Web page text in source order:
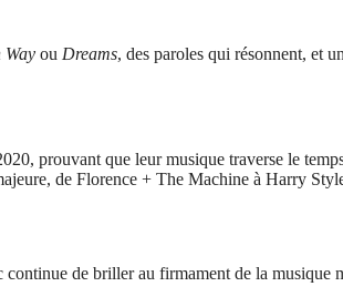
Way ou Dreams, des paroles qui résonnent, et
prouvant que leur musique traverse le
de Florence + The Machine à Harry
de briller au firmament de la musique